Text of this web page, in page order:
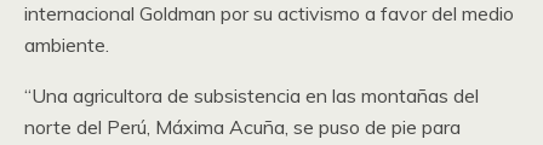
internacional Goldman por su activismo a favor del medio
ambiente.
“Una agricultora de subsistencia en las montañas del
norte del Perú, Máxima Acuña, se puso de pie para